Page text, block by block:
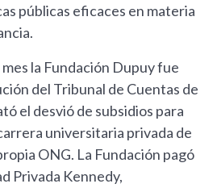
públicas eficaces en materia
la Fundación Dupuy fue
del Tribunal de Cuentas de
el desvió de subsidios para
universitaria privada de
ONG. La Fundación pagó
Privada Kennedy,